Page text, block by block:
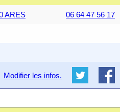
ARES 06 64 47 56 17
Modifier les infos.